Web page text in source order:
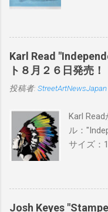
品に落
PITSの
日(木)19
BLUE/
ン：各色
Karl Read
ト８月２６日発売！
投稿者: StreetArtNewsJapan
Karl
ル：
サイズ：
ドフィ
25）
Josh Keyes